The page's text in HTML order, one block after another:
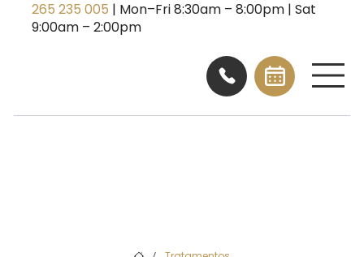
265 235 005 | Mon–Fri 8:30am – 8:00pm | Sat
9:00am – 2:00pm